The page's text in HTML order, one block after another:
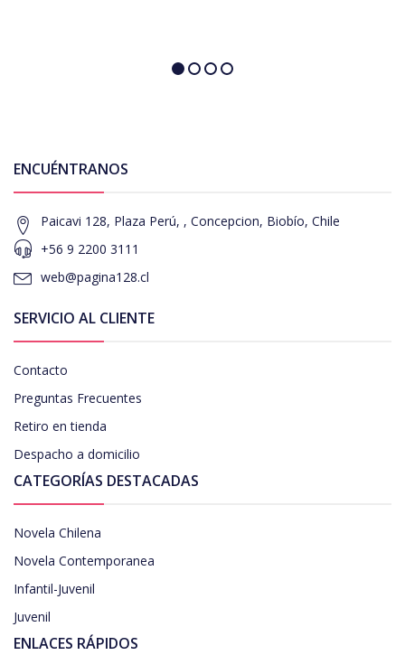
ENCUÉNTRANOS
Paicavi 128, Plaza Perú, , Concepcion, Biobío, Chile
+56 9 2200 3111
web@pagina128.cl
SERVICIO AL CLIENTE
Contacto
Preguntas Frecuentes
Retiro en tienda
Despacho a domicilio
CATEGORÍAS DESTACADAS
Novela Chilena
Novela Contemporanea
Infantil-Juvenil
Juvenil
ENLACES RÁPIDOS